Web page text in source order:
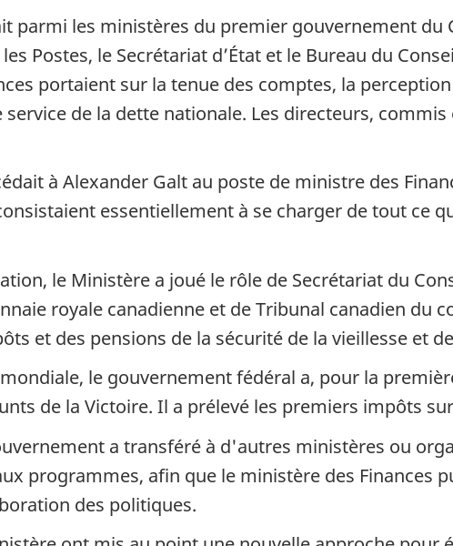
parmi les ministères du premier gouvernement du
Postes, le Secrétariat d’État et le Bureau du
portaient sur la tenue des comptes, la
de la dette nationale. Les directeurs,
à Alexander Galt au poste de ministre des
essentiellement à se charger de tout ce
le Ministère a joué le rôle de Secrétariat du
royale canadienne et de Tribunal canadien du
et des pensions de la sécurité de la vieillesse et
le gouvernement fédéral a, pour la
de la Victoire. Il a prélevé les premiers impôts
a transféré à d'autres ministères ou
programmes, afin que le ministère des Finances
des politiques.